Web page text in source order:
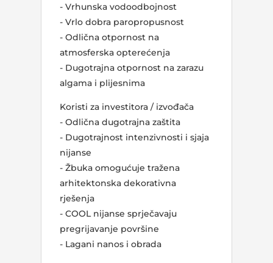
- Vrhunska vodoodbojnost
- Vrlo dobra paropropusnost
- Odlična otpornost na
atmosferska opterećenja
- Dugotrajna otpornost na zarazu
algama i plijesnima
Koristi za investitora / izvođača
- Odlična dugotrajna zaštita
- Dugotrajnost intenzivnosti i sjaja
nijanse
- Žbuka omogućuje tražena
arhitektonska dekorativna
rješenja
- COOL nijanse sprječavaju
pregrijavanje površine
- Lagani nanos i obrada